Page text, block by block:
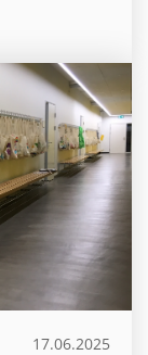
17.06.2025